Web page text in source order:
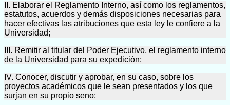
II. Elaborar el Reglamento Interno, así como los reglamentos,
estatutos, acuerdos y demás disposiciones necesarias para
hacer efectivas las atribuciones que esta ley le confiere a la
Universidad;
III. Remitir al titular del Poder Ejecutivo, el reglamento interno
de la Universidad para su expedición;
IV. Conocer, discutir y aprobar, en su caso, sobre los
proyectos académicos que le sean presentados y los que
surjan en su propio seno;